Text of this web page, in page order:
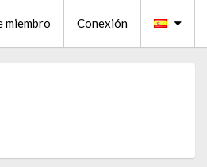
miembro Conexión